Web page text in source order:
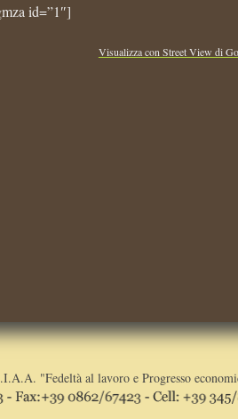
id=”1″]
Visualizza con Street View di
"Fedeltà al lavoro e Progresso